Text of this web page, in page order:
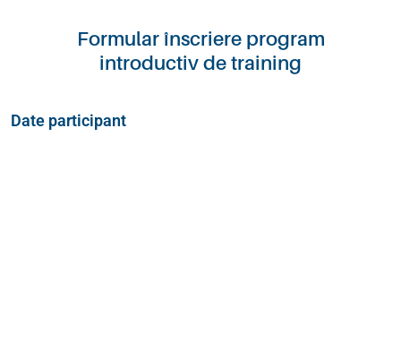
Formular înscriere program
introductiv de training
Date participant